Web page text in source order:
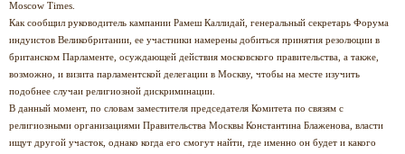
Moscow Times.
Как сообщил руководитель кампании Рамеш Каллидай, генеральный секретарь Форума
индуистов Великобритании, ее участники намерены добиться принятия резолюции в
британском Парламенте, осуждающей действия московского правительства, а также,
возможно, и визита парламентской делегации в Москву, чтобы на месте изучить
подобнее случаи религиозной дискриминации.
В данный момент, по словам заместителя председателя Комитета по связям с
религиозными организациями Правительства Москвы Константина Блаженова, власти
ищут другой участок, однако когда его смогут найти, где именно он будет и какого